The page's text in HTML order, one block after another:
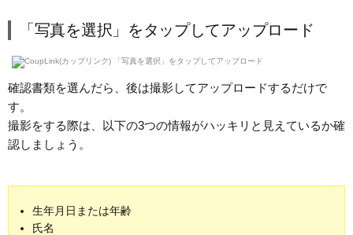
「写真を選択」をタップしてアップロード
確認書類を選んだら、後は撮影してアップロードするだけで
す。
撮影をする際は、以下の3つの情報がハッキリと見えているか確
認しましょう。
生年月日または年齢
氏名